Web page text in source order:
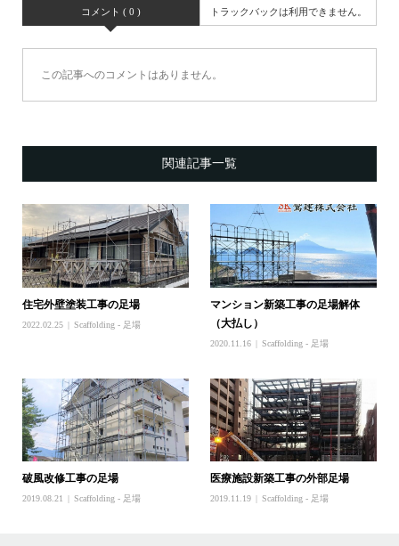
コメント ( 0 ) トラックバックは利用できません。
この記事へのコメントはありません。
関連記事一覧
住宅外壁塗装工事の足場
2022.02.25 Scaffolding - 足場
マンション新築工事の足場解体
（大払し）
2020.11.16 Scaffolding - 足場
破風改修工事の足場
2019.08.21 Scaffolding - 足場
医療施設新築工事の外部足場
2019.11.19 Scaffolding - 足場